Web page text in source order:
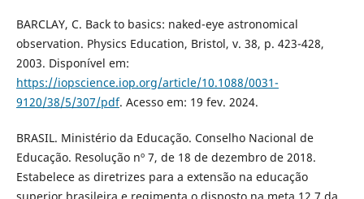
BARCLAY, C. Back to basics: naked-eye astronomical
observation. Physics Education, Bristol, v. 38, p. 423-428,
2003. Disponível em:
https://iopscience.iop.org/article/10.1088/0031-
9120/38/5/307/pdf. Acesso em: 19 fev. 2024.
BRASIL. Ministério da Educação. Conselho Nacional de
Educação. Resolução nº 7, de 18 de dezembro de 2018.
Estabelece as diretrizes para a extensão na educação
superior brasileira e regimenta o disposto na meta 12.7 da